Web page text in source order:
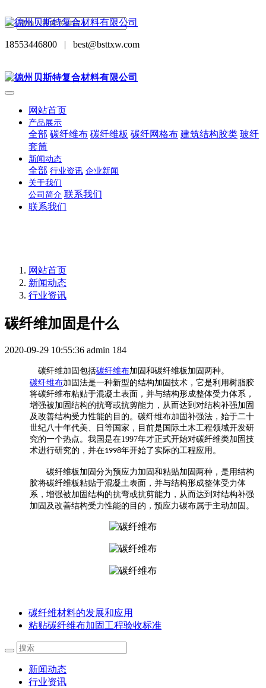
18553446800 | best@bsttxw.com
网站首页
产品展示
全部 碳纤维布 碳纤维板 碳纤网格布 建筑结构胶类 玻纤
套筒
新闻动态
全部 行业资讯 企业新闻
关于我们
公司简介 联系我们
联系我们
网站首页
新闻动态
行业资讯
碳纤维加固是什么
2020-09-29 10:55:36 admin 184
碳纤维加固包括碳纤维布加固和碳纤维板加固两种。
碳纤维布加固法是一种新型的结构加固技术，它是利用树脂胶
将碳纤维布粘贴于混凝土表面，并与结构形成整体受力体系，
增强被加固结构的抗弯或抗剪能力，从而达到对结构补强加固
及改善结构受力性能的目的。碳纤维布加固补强法，始于二十
世纪八十年代美、日等国家，目前是国际土木工程领域开发研
究的一个热点。我国是在1997年才正式开始对碳纤维类加固技
术进行研究的，并在1998年开始了实际的工程应用。
碳纤维板加固分为预应力加固和粘贴加固两种，是用结构
胶将碳纤维板粘贴于混凝土表面，并与结构形成整体受力体
系，增强被加固结构的抗弯或抗剪能力，从而达到对结构补强
加固及改善结构受力性能的目的 ， 预应力碳布属于主动加固。
碳纤维材料的发展和应用
粘贴碳纤维布加固工程验收标准
新闻动态
行业资讯